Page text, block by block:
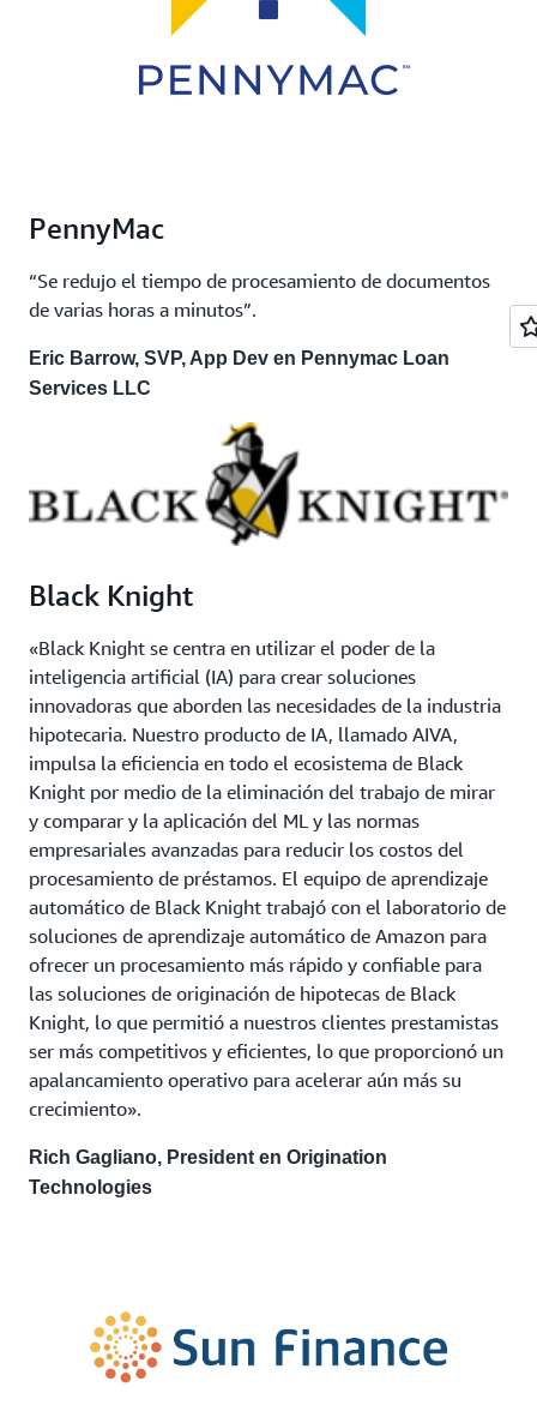
PennyMac
“Se redujo el tiempo de procesamiento de documentos
de varias horas a minutos”.
Eric Barrow, SVP, App Dev en Pennymac Loan
Services LLC
Black Knight
«Black Knight se centra en utilizar el poder de la
inteligencia artificial (IA) para crear soluciones
innovadoras que aborden las necesidades de la industria
hipotecaria. Nuestro producto de IA, llamado AIVA,
impulsa la eficiencia en todo el ecosistema de Black
Knight por medio de la eliminación del trabajo de mirar
y comparar y la aplicación del ML y las normas
empresariales avanzadas para reducir los costos del
procesamiento de préstamos. El equipo de aprendizaje
automático de Black Knight trabajó con el laboratorio de
soluciones de aprendizaje automático de Amazon para
ofrecer un procesamiento más rápido y confiable para
las soluciones de originación de hipotecas de Black
Knight, lo que permitió a nuestros clientes prestamistas
ser más competitivos y eficientes, lo que proporcionó un
apalancamiento operativo para acelerar aún más su
crecimiento».
Rich Gagliano, President en Origination
Technologies